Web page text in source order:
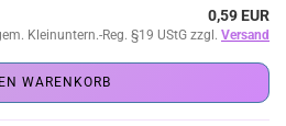
0,59 EUR
Kleinuntern.-Reg. §19 UStG zzgl. Versand
WARENKORB